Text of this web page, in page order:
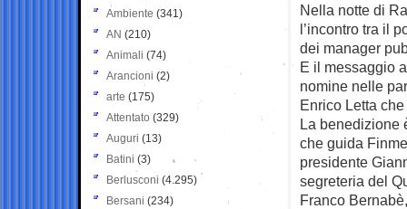
Nella notte di
l’incontro tra il
dei manager
E il messaggio
nomine nelle
Enrico Letta
La benedizione
che guida
presidente
segreteria del
Franco
Ambiente (341)
AN (210)
Animali (74)
Arancioni (2)
arte (175)
Attentato (329)
Auguri (13)
Batini (3)
Berlusconi (4.295)
Bersani (234)